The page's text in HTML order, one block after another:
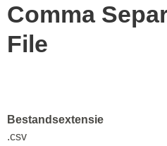
Comma
File
Bestandsextensie
.csv